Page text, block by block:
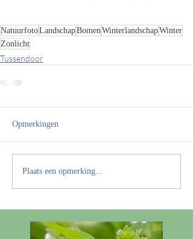
NatuurfotoLandschapBomen WinterlandschapWinter
Zonlicht
Tussendoor
Opmerkingen
Plaats een opmerking...